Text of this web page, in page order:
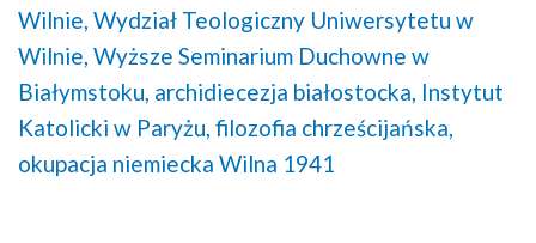
Wilnie, Wydział Teologiczny Uniwersytetu w
Wilnie, Wyższe Seminarium Duchowne w
Białymstoku, archidiecezja białostocka, Instytut
Katolicki w Paryżu, filozofia chrześcijańska,
okupacja niemiecka Wilna 1941